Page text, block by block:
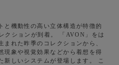
と機動性の高い立体構造が特徴的
クションが到着。 「AVON」をは
まれた昨季のコレクションから、
現象や視覚効果などから着想を得
新しいシステムが登場します。 こ